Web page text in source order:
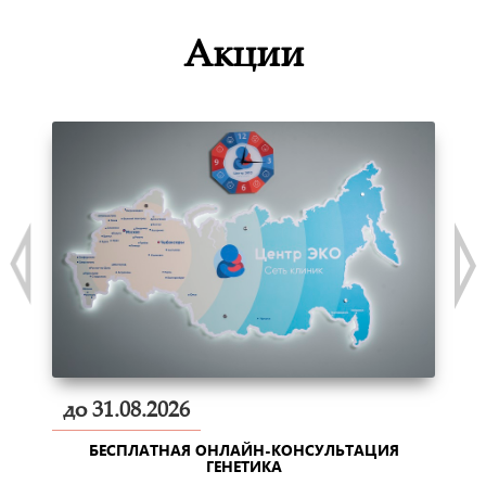
Акции
до 31.08.2026
БЕСПЛАТНАЯ ОНЛАЙН-КОНСУЛЬТАЦИЯ
ГЕНЕТИКА